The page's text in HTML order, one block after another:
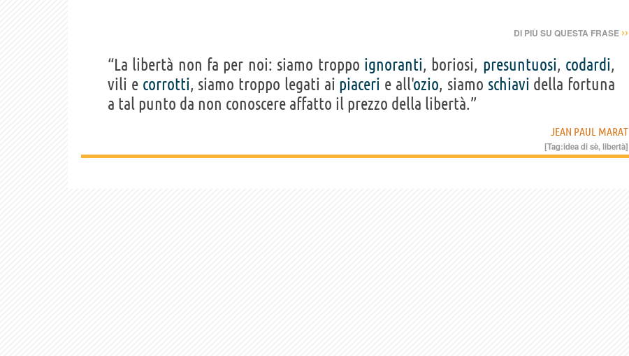
DI PIÙ SU QUESTA FRASE ››
“La libertà non fa per noi: siamo troppo ignoranti, boriosi, presuntuosi, codardi,
vili e corrotti, siamo troppo legati ai piaceri e all'ozio, siamo schiavi della fortuna
a tal punto da non conoscere affatto il prezzo della libertà.”
JEAN PAUL MARAT
[Tag:idea di sè,libertà]